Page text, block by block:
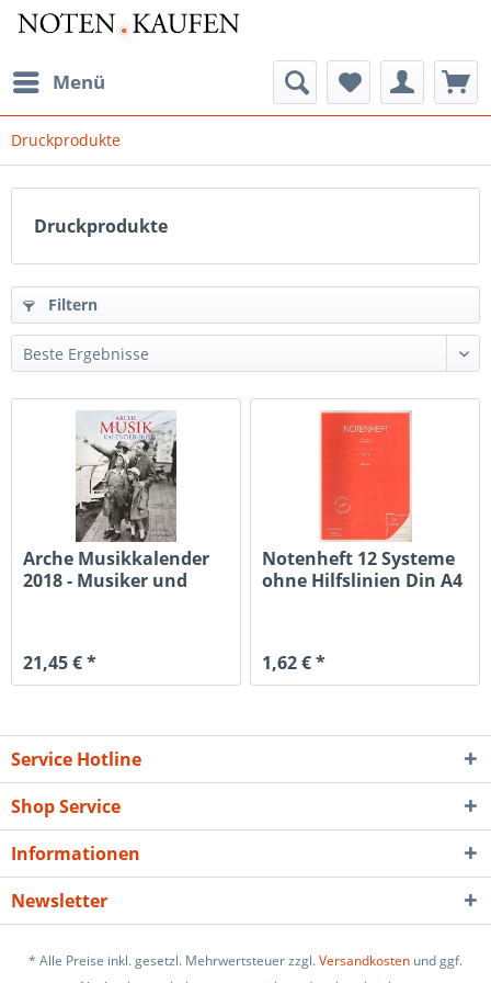
Menü
Druckprodukte
Druckprodukte
Filtern
Arche Musikkalender
2018 - Musiker und
21,45 € *
Notenheft 12 Systeme
ohne Hilfslinien Din A4
1,62 € *
Service Hotline
Shop Service
Informationen
Newsletter
* Alle Preise inkl. gesetzl. Mehrwertsteuer zzgl.Versandkosten und ggf.